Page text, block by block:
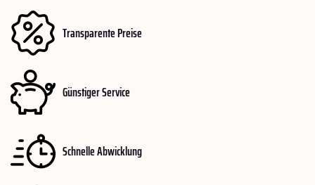
Transparente Preise
Günstiger Service
Schnelle Abwicklung